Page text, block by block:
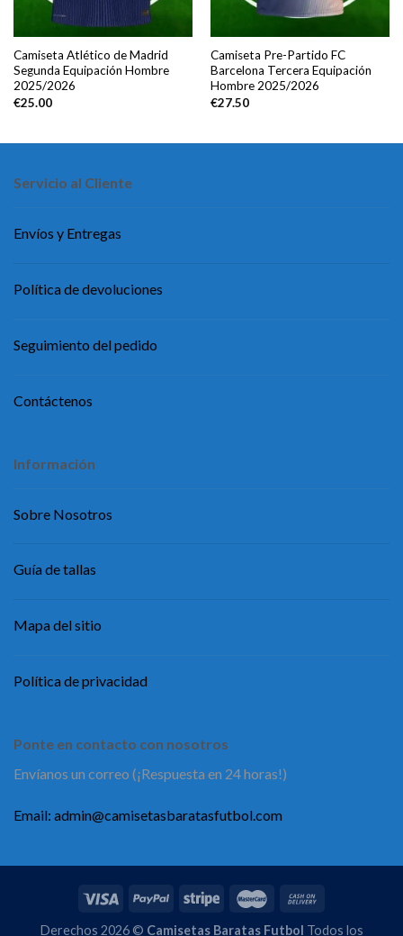
Camiseta Atlético de Madrid
Segunda Equipación Hombre
2025/2026
€25.00
Camiseta Pre-Partido FC
Barcelona Tercera Equipación
Hombre 2025/2026
€27.50
Servicio al Cliente
Envíos y Entregas
Política de devoluciones
Seguimiento del pedido
Contáctenos
Información
Sobre Nosotros
Guía de tallas
Mapa del sitio
Política de privacidad
Ponte en contacto con nosotros
Envíanos un correo (¡Respuesta en 24 horas!)
Email: admin@camisetasbaratasfutbol.com
Derechos 2026 © Camisetas Baratas Futbol Todos los